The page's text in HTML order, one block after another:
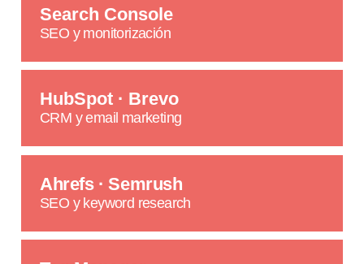
Search Console
SEO y monitorización
HubSpot · Brevo
CRM y email marketing
Ahrefs · Semrush
SEO y keyword research